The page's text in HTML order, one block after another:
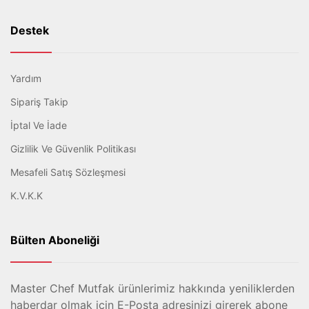
Destek
Yardım
Sipariş Takip
İptal Ve İade
Gizlilik Ve Güvenlik Politikası
Mesafeli Satış Sözleşmesi
K.V.K.K
Bülten Aboneliği
Master Chef Mutfak ürünlerimiz hakkında yeniliklerden
haberdar olmak için E-Posta adresinizi girerek abone